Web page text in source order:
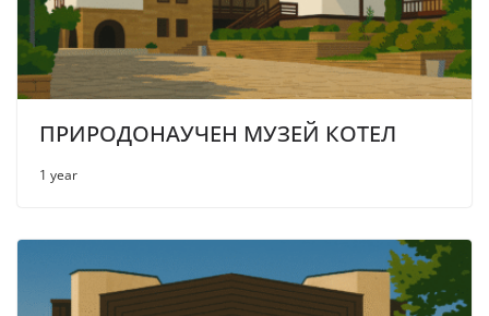
ПРИРОДОНАУЧЕН МУЗЕЙ КОТЕЛ
1 year